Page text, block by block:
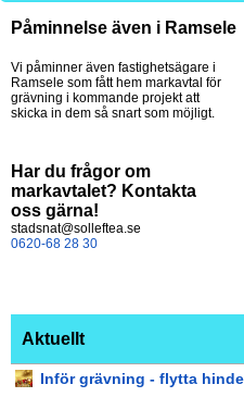
Påminnelse även i Ramsele
Vi påminner även fastighetsägare i
Ramsele som fått hem markavtal för
grävning i kommande projekt att
skicka in dem så snart som möjligt.
Har du frågor om
markavtalet? Kontakta
oss gärna!
stadsnat@solleftea.se
0620-68 28 30
Aktuellt
Inför grävning - flytta